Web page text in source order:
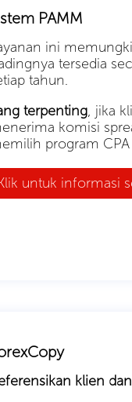
PAMM
ini
tersedia
tahun.
terpenting, jika
komisi
program
untuk informasi
klien